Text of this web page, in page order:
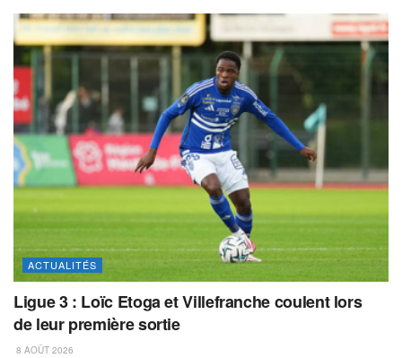
ACTUALITÉS
Ligue 3 : Loïc Etoga et Villefranche coulent lors
de leur première sortie
8 AOÛT 2026